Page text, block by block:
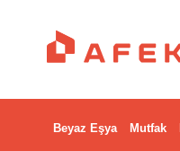
Beyaz Eşya Mutfak